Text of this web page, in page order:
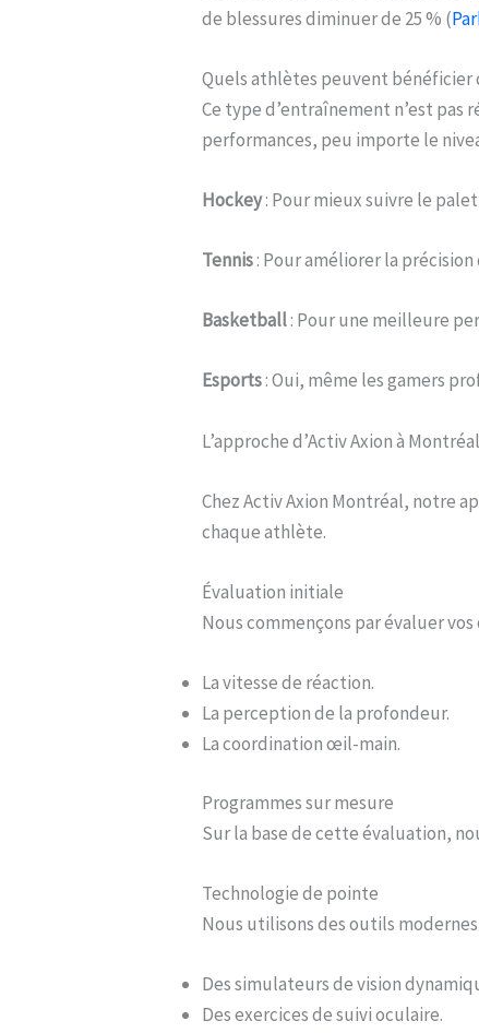
de blessures diminuer de 25 % (
Quels athlètes peuvent
Ce type d’entraînement n’est
performances, peu importe le
Hockey: Pour mieux suivre le
Tennis: Pour améliorer la
Basketball: Pour une meilleure
Esports: Oui, même les gamers
L’approche d’Activ Axion à Montréal
Chez Activ Axion Montréal, notre
chaque athlète.
Évaluation initiale
Nous commençons par évaluer
La vitesse de réaction.
La perception de la profondeur.
La coordination œil-main.
Programmes sur mesure
Sur la base de cette évaluation,
Technologie de pointe
Nous utilisons des outils
Des simulateurs de vision
Des exercices de suivi oculaire.